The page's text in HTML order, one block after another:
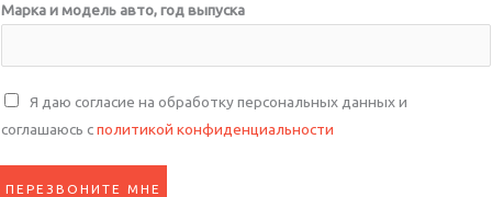
Марка и модель авто, год выпуска
С
о
л
Я даю согласие на обработку персональных данных и
соглашаюсь сполитикой конфиденциальности
ПЕРЕЗВОНИТЕ МНЕ